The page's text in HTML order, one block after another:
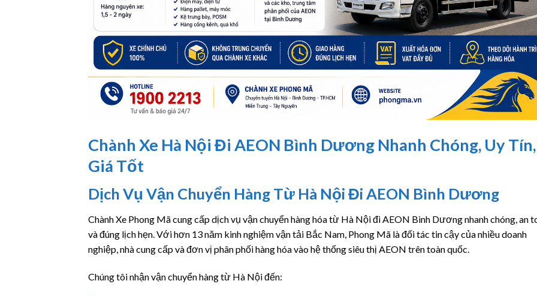
Chành Xe Hà Nội Đi AEON Bình Dương Nhanh Chóng, Uy Tín,
Giá Tốt
Dịch Vụ Vận Chuyển Hàng Từ Hà Nội Đi AEON Bình Dương
Chành Xe Phong Mã cung cấp dịch vụ vận chuyển hàng hóa từ Hà Nội đi AEON Bình Dương nhanh chóng, an
và đúng lịch hẹn. Với hơn 13 năm kinh nghiệm vận tải Bắc Nam, Phong Mã là đối tác tin cậy của nhiều doanh
nghiệp, nhà cung cấp và đơn vị phân phối hàng hóa vào hệ thống siêu thị AEON trên toàn quốc.
Chúng tôi nhận vận chuyển hàng từ Hà Nội đến: